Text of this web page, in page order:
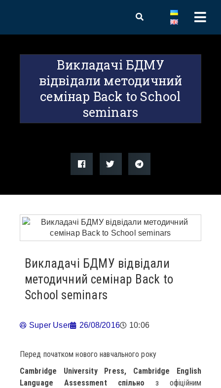
Викладачі БДМУ
відвідали методичний
семінар Back to School
seminars
Викладачі БДМУ відвідали
методичний семінар Back to
School seminars
Super User 26/08/2016 10:06
Перед початком нового навчального року
Cambridge University Press, Cambridge English
Language Assessment спільно з офіційним